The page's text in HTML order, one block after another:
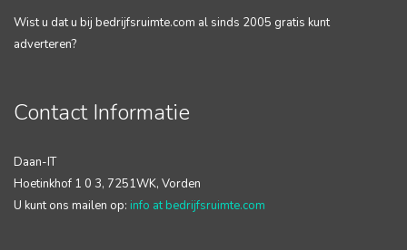
Wist u dat u bij bedrijfsruimte.com al sinds 2005 gratis kunt
adverteren?
Contact Informatie
Daan-IT
Hoetinkhof 1 0 3, 7251WK, Vorden
U kunt ons mailen op: info at bedrijfsruimte.com